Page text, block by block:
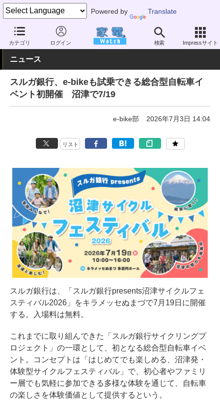
Powered by Translate
カテゴリ ログイン 検索 Impressサイト
家電 Watch その他・家電 アウトドア 電動自転車
ニュース
スルガ銀行、e-bikeも試乗できる総合型自転車イ
ベント初開催 沼津で7/19
e-bike部 2026年7月3日 14:04
リスト
スルガ銀行は、「スルガ銀行presents沼津サイクルフェ
スティバル2026」をキラメッセぬまづで7月19日に開催
する。入場料は無料。
これまでに取り組んできた「スルガ銀行サイクリングプ
ロジェクト」の一環として、初となる総合型自転車イベ
ント。コンセプトは「はじめてでも楽しめる、沼津発・
体験型サイクルフェスティバル」で、初心者やファミリ
ー層でも気軽に参加できる多様な体験を通じて、自転車
の楽しさを体験価値として提供するという。